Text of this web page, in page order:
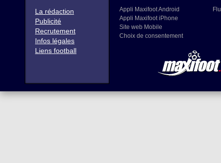
La rédaction
Publicité
Recrutement
Infos légales
Liens football
Appli Maxifoot Android
Appli Maxifoot iPhone
Site web Mobile
Choix de consentement